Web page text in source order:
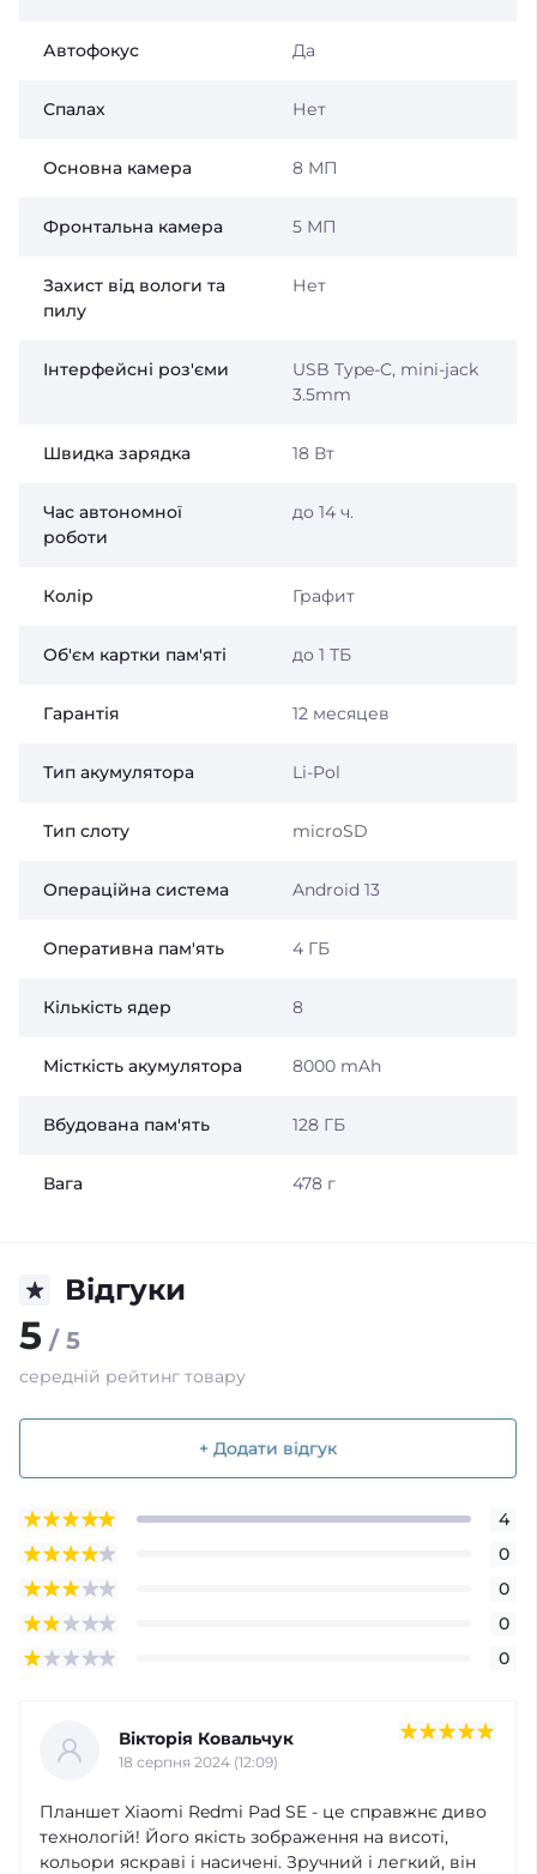
Автофокус Да
Спалах Нет
Основна камера 8 МП
Фронтальна камера 5 МП
Захист від вологи та
пилу
Нет
Інтерфейсні роз'єми
USB Type-C, mini-jack
3.5mm
Швидка зарядка 18 Вт
Час автономної
роботи
до 14 ч.
Колір Графит
Об'єм картки пам'яті до 1 ТБ
Гарантія 12 месяцев
Тип акумулятора Li-Pol
Тип слоту microSD
Операційна система Android 13
Оперативна пам'ять 4 ГБ
Кількість ядер 8
Місткість акумулятора 8000 mAh
Вбудована пам'ять 128 ГБ
Вага 478 г
Відгуки
5 / 5
середній рейтинг товару
+ Додати відгук
4
0
0
0
0
Вікторія Ковальчук
18 серпня 2024 (12:09)
Планшет Xiaomi Redmi Pad SE - це справжнє диво
технологій! Його якість зображення на висоті,
кольори яскраві і насичені. Зручний і легкий, він